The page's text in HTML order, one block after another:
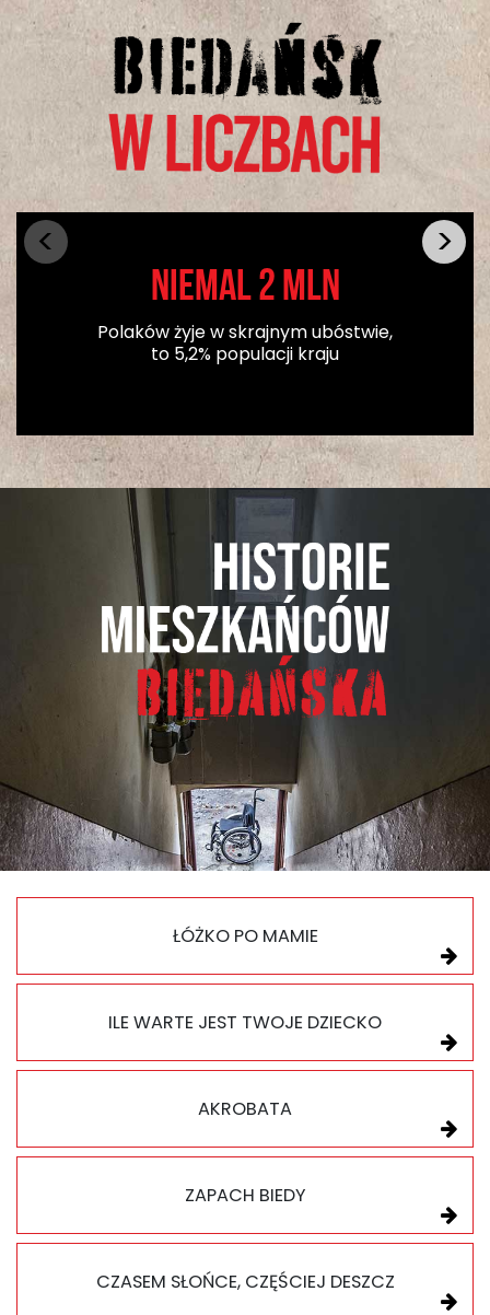
niemal 2 mln
Polaków żyje w skrajnym ubóstwie,
to 5,2% populacji kraju
ŁÓŻKO PO MAMIE
ILE WARTE JEST TWOJE DZIECKO
AKROBATA
ZAPACH BIEDY
CZASEM SŁOŃCE, CZĘŚCIEJ DESZCZ